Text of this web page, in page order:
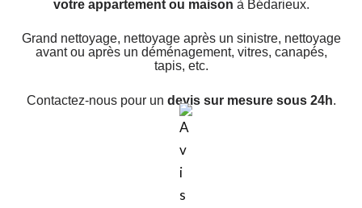
votre appartement ou maison à Bédarieux.
Grand nettoyage, nettoyage après un sinistre, nettoyage
avant ou après un déménagement, vitres, canapés,
tapis, etc.
Contactez-nous pour un devis sur mesure sous 24h.